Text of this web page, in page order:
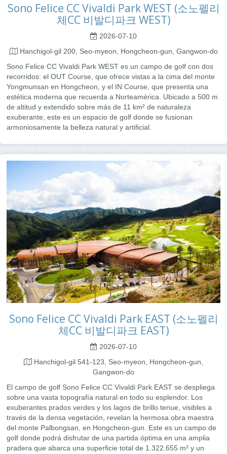
Sono Felice CC Vivaldi Park WEST (소노펠리
체CC 비발디파크 WEST)
2026-07-10
Hanchigol-gil 200, Seo-myeon, Hongcheon-gun, Gangwon-do
Sono Felice CC Vivaldi Park WEST es un campo de golf con dos
recorridos: el OUT Course, que ofrece vistas a la cima del monte
Yongmunsan en Hongcheon, y el IN Course, que presenta una
estética moderna que recuerda a Norteamérica. Ubicado a 500 m
de altitud y extendido sobre más de 11 km² de naturaleza
exuberante, este es un espacio de golf donde se fusionan
armoniosamente la belleza natural y artificial.
Sono Felice CC Vivaldi Park EAST (소노펠리
체CC 비발디파크 EAST)
2026-07-10
Hanchigol-gil 541-123, Seo-myeon, Hongcheon-gun,
Gangwon-do
El campo de golf Sono Felice CC Vivaldi Park EAST se despliega
sobre una vasta topografía natural en todo su esplendor. Los
exuberantes prados verdes y los lagos de brillo tenue, visibles a
través de la densa vegetación, revelan la hermosa obra maestra
del monte Palbongsan, en Hongcheon-gun. Este es un campo de
golf donde podrá disfrutar de una partida óptima en una amplia
pradera que abarca una superficie total de 1.322.655 m³ y un